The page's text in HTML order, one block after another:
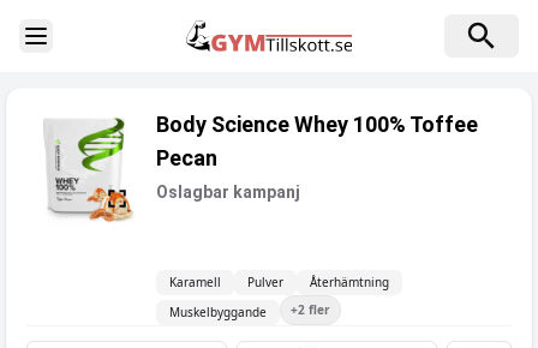
Toggle Sidebar
Body Science Whey 100% Toffee
Pecan
Oslagbar kampanj
Karamell Pulver
Återhämtning
Muskelbyggande
+2 fler